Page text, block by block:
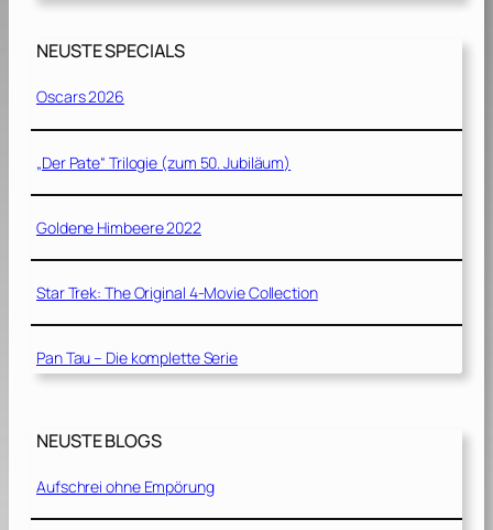
NEUSTE SPECIALS
Oscars 2026
„Der Pate“ Trilogie (zum 50. Jubiläum)
Goldene Himbeere 2022
Star Trek: The Original 4-Movie Collection
Pan Tau – Die komplette Serie
NEUSTE BLOGS
Aufschrei ohne Empörung